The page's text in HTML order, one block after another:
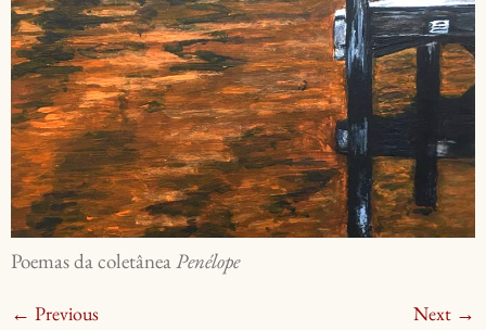
Poemas da coletâneaPenélope
← Previous Next →